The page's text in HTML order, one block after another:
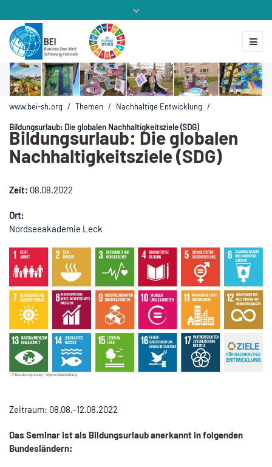
Mitglieder Veranstaltungen
www.bei-sh.org / Themen / Nachhaltige Entwicklung /
Bildungsurlaub: Die globalen Nachhaltigkeitsziele (SDG)
Bildungsurlaub: Die globalen
Nachhaltigkeitsziele (SDG)
Zeit: 08.08.2022
Ort:
Nordseeakademie Leck
Zeitraum: 08.08.-12.08.2022
Das Seminar ist als Bildungsurlaubanerkannt in folgenden
Bundesländern: